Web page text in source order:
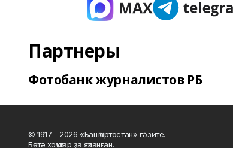
Партнеры
Фотобанк журналистов РБ
© 1917 - 2026 «Башҡортостан» гәзите.
Бөтә хоҡуҡтар ҙа яҡланған.